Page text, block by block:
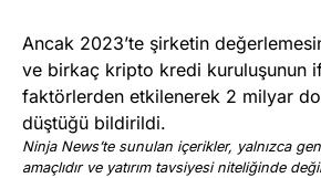
Ancak 2023’te şirketin
ve birkaç kripto kredi kuruluşunun
faktörlerden etkilenerek 2 milyar
düştüğü bildirildi.
Ninja News’te sunulan içerikler, yalnızca
amaçlıdır ve yatırım tavsiyesi niteliğinde